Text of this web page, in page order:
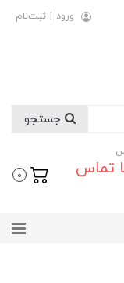
ورود | ثبت‌نام
تماس
0